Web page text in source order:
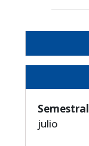
Semestral
julio